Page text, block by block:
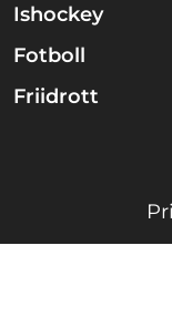
Ishockey
Fotboll
Friidrott